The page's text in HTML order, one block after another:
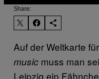
Share:
Auf der Weltkarte für
music muss man
Leipzig ein